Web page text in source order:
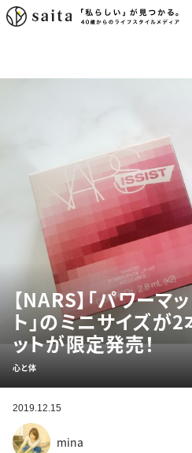
【NARS】「パワーマ
ト」のミニサイズが
ットが限定発売！
心と体
2019.12.15
mina